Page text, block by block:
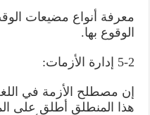
معرفة أنواع مضيعات
الوقوع بها.
5-2 إدارة الأزمات:
إن مصطلح الأزمة في
هذا المنطلق أطلق على